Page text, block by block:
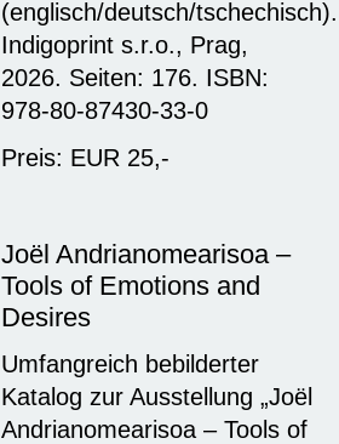
(englisch/deutsch/tschechisch).
Indigoprint s.r.o., Prag,
2026. Seiten: 176. ISBN:
978-80-87430-33-0
Preis: EUR 25,-
Joël Andrianomearisoa –
Tools of Emotions and
Desires
Umfangreich bebilderter
Katalog zur Ausstellung „Joël
Andrianomearisoa – Tools of